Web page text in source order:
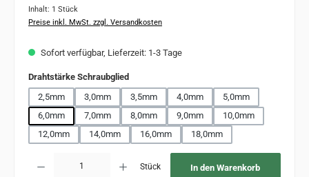
Inhalt: 1 Stück
Preise inkl. MwSt. zzgl. Versandkosten
Sofort verfügbar, Lieferzeit: 1-3 Tage
Drahtstärke Schraubgliedauswählen
2,5mm
3,0mm 3,5mm 4,0mm
5,0mm
6,0mm
7,0mm 8,0mm 9,0mm
10,0mm
12,0mm
14,0mm 16,0mm 18,0mm
Stück In den Warenkorb